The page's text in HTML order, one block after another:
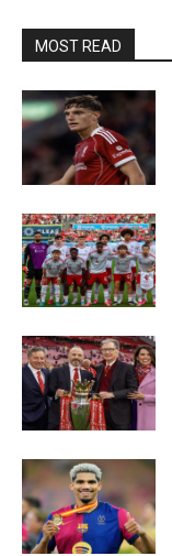
MOST READ